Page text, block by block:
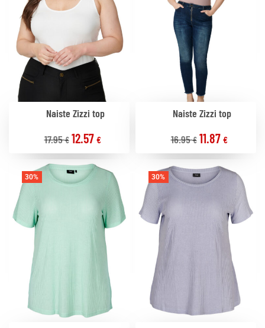
Naiste Zizzi top
17.95€ 12.57 €
Naiste Zizzi top
16.95€ 11.87 €
30% 30%